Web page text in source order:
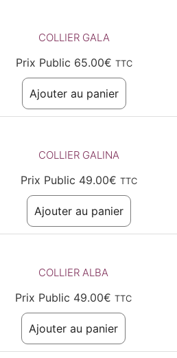
COLLIER GALA
Prix Public 65.00€ TTC
Ajouter au panier
COLLIER GALINA
Prix Public 49.00€ TTC
Ajouter au panier
COLLIER ALBA
Prix Public 49.00€ TTC
Ajouter au panier